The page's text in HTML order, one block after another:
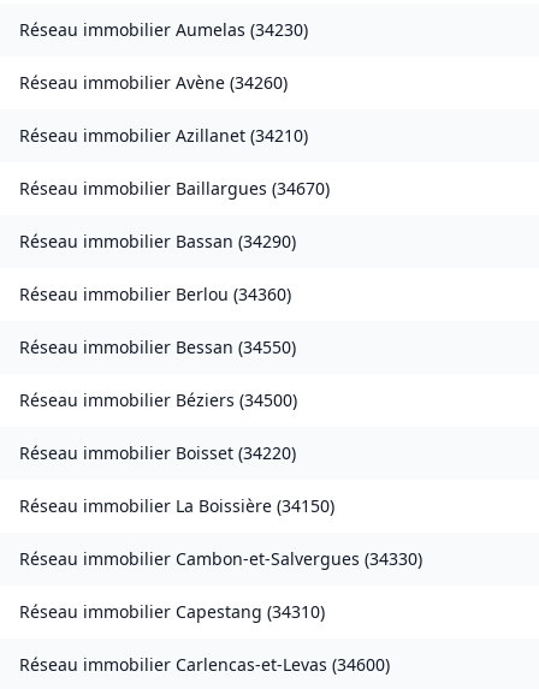
Réseau immobilier Aumelas (34230)
Réseau immobilier Avène (34260)
Réseau immobilier Azillanet (34210)
Réseau immobilier Baillargues (34670)
Réseau immobilier Bassan (34290)
Réseau immobilier Berlou (34360)
Réseau immobilier Bessan (34550)
Réseau immobilier Béziers (34500)
Réseau immobilier Boisset (34220)
Réseau immobilier La Boissière (34150)
Réseau immobilier Cambon-et-Salvergues (34330)
Réseau immobilier Capestang (34310)
Réseau immobilier Carlencas-et-Levas (34600)